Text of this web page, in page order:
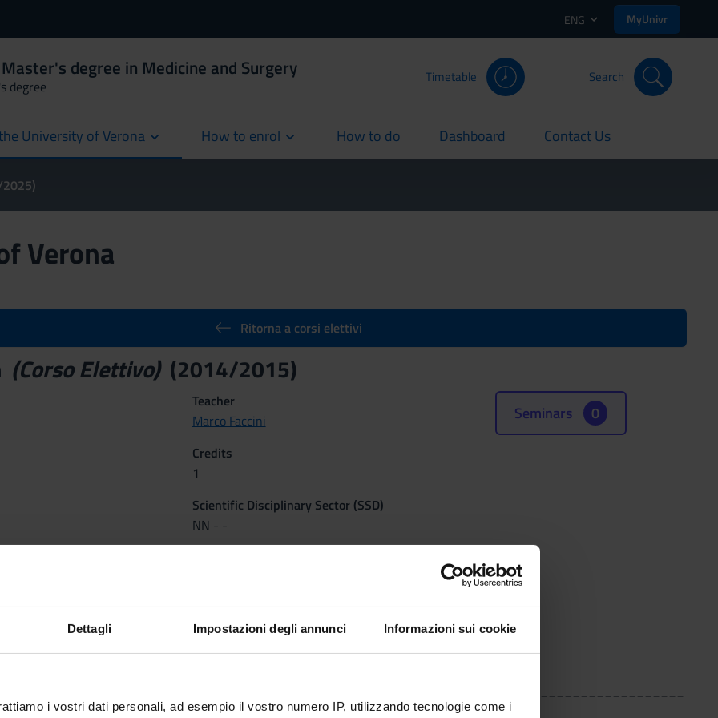
Dettagli Impostazioni degli annunci Informazioni sui cookie
i vostri dati personali, ad esempio il vostro numero IP, utilizzando tecnologie come i
ENG MyUnivr
degree in Medicine and Surgery
degree
Timetable Search
University of Verona How to enrol How to do
current Dashboard
current Contact Us
current
Verona
Ritorna a corsi elettivi
(Corso Elettivo)(2014/2015)
Teacher
Marco Faccini
Credits
1
Scientific Disciplinary Sector (SSD)
NN - -
dal Feb 23, 2015 al May 29, 2015.
Seminars 0